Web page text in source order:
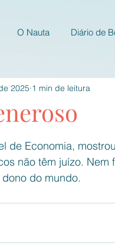
O Nauta Diário de
2025 1 min de leitura
de Economia,
não têm juízo.
do mundo.